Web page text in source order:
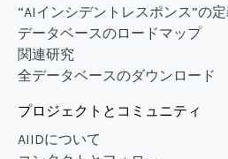
“AIインシデントレスポンス”の
データベースのロードマップ
関連研究
全データベースのダウンロード
プロジェクトとコミュニティ
AIIDについて